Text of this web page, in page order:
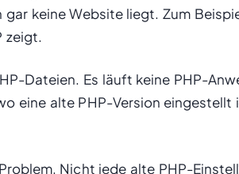
gar keine Website liegt. Zum
zeigt.
Dateien. Es läuft keine PHP-
eine alte PHP-Version
Nicht jede alte PHP-